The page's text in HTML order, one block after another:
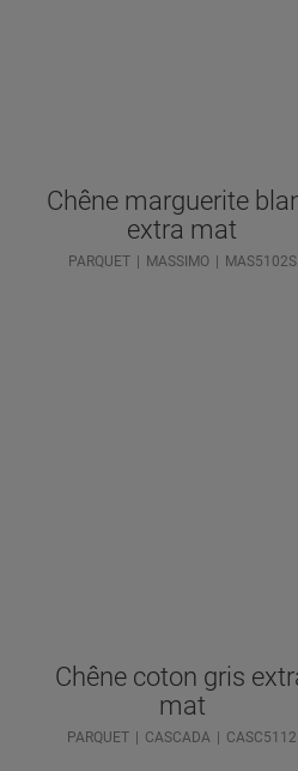
Chêne marguerite
extra mat
PARQUET MASSIMO MAS5102S
Chêne coton gris
mat
PARQUET CASCADA CASC5112